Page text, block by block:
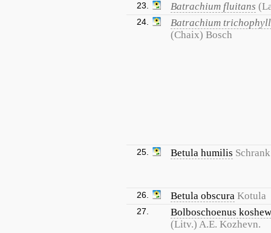
23. Batrachium fluitans
24.
Batrachium
(Chaix) Bosch
25. Betula humilis Schrank
26. Betula obscura Kotula
27.
Bolboschoenus
(Litv.) A.E. Kozhevn.